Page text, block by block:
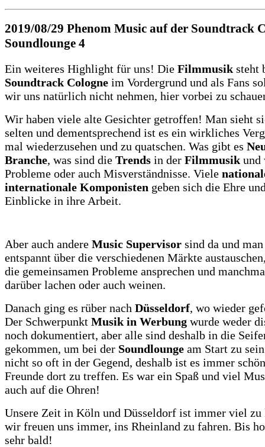
2019/08/29 Phenom Music auf der Soundtrack
Soundlounge 4
Ein weiteres Highlight für uns! Die Filmmusik steht
Soundtrack Cologne im Vordergrund und als Fans
wir uns natürlich nicht nehmen, hier vorbei zu
Wir haben viele alte Gesichter getroffen! Man sieht
selten und dementsprechend ist es ein wirkliches
mal wiederzusehen und zu quatschen. Was gibt es
Branche, was sind die Trends in der Filmmusik und
Probleme oder auch Misverständnisse. Viele
internationale Komponisten geben sich die Ehre
Einblicke in ihre Arbeit.
Aber auch andere Music Supervisor sind da und
entspannt über die verschiedenen Märkte
die gemeinsamen Probleme ansprechen und
darüber lachen oder auch weinen.
Danach ging es rüber nach Düsseldorf, wo wieder
Der Schwerpunkt Musik in Werbung wurde weder
noch dokumentiert, aber alle sind deshalb in die
gekommen, um bei der Soundlounge am Start zu
nicht so oft in der Gegend, deshalb ist es immer
Freunde dort zu treffen. Es war ein Spaß und viel
auch auf die Ohren!
Unsere Zeit in Köln und Düsseldorf ist immer viel zu
wir freuen uns immer, ins Rheinland zu fahren. Bis
sehr bald!